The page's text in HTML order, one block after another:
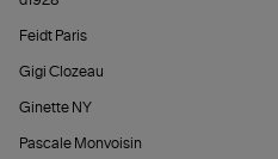
Feidt Paris
Gigi Clozeau
Ginette NY
Pascale Monvoisin